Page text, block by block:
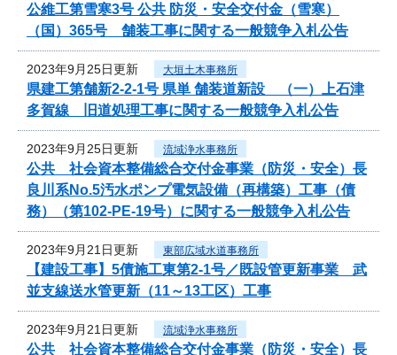
公維工第雪寒3号 公共 防災・安全交付金（雪寒）
（国）365号 舗装工事に関する一般競争入札公告
2023年9月25日更新 大垣土木事務所
県建工第舗新2-2-1号 県単 舗装道新設 （一）上石津
多賀線 旧道処理工事に関する一般競争入札公告
2023年9月25日更新 流域浄水事務所
公共 社会資本整備総合交付金事業（防災・安全）長
良川系No.5汚水ポンプ電気設備（再構築）工事（債
務）（第102-PE-19号）に関する一般競争入札公告
2023年9月21日更新 東部広域水道事務所
【建設工事】5債施工東第2-1号／既設管更新事業 武
並支線送水管更新（11～13工区）工事
2023年9月21日更新 流域浄水事務所
公共 社会資本整備総合交付金事業（防災・安全）長